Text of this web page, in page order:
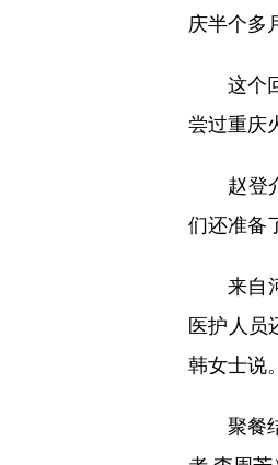
庆半个多
这个回
尝过重庆
赵登介
们还准备
来自河
医护人员
韩女士说。
聚餐结